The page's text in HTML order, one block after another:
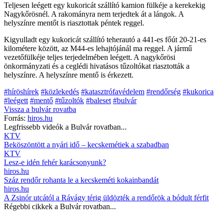
Teljesen leégett egy kukoricát szállító kamion fülkéje a kerekekig
Nagykőrösnél. A rakományra nem terjedtek át a lángok. A
helyszínre mentőt is riasztottak péntek reggel.
Kigyulladt egy kukoricát szállító teherautó a 441-es főút 20-21-es
kilométere között, az M44-es lehajtójánál ma reggel. A jármű
vezetőfülkéje teljes terjedelmében leégett. A nagykőrösi
önkormányzati és a ceglédi hivatásos tűzoltókat riasztották a
helyszínre. A helyszínre mentő is érkezett.
#híröshírek #közlekedés #katasztrófavédelem #rendőrség #kukorica
#leégett #mentő #tűzoltók #baleset #bulvár
Vissza a bulvárrovatba
Forrás: hiros.hu
Legfrissebb videók a Bulvárrovatban...
KTV
Beköszöntött a nyári idő – kecskemétiek a szabadban
KTV
Lesz-e idén fehér karácsonyunk?
hiros.hu
Száz rendőr rohanta le a kecskeméti kokainbandát
hiros.hu
A Zsinór utcától a Rávágy térig üldözték a rendőrök a bódult férfit
Régebbi cikkek a Bulvárrovatban...